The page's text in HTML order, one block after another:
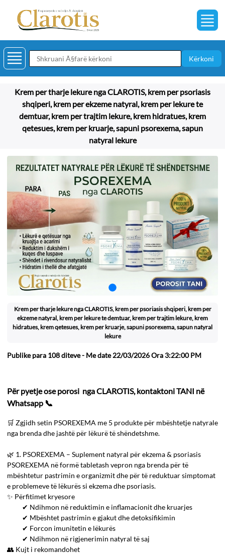
Kërkoni
Krem per tharje lekure nga CLAROTIS, krem per psoriasis
shqiperi, krem per ekzeme natyral, krem per lekure te
demtuar, krem per trajtim lekure, krem hidratues, krem
qetesues, krem per kruarje, sapuni psorexema, sapun
natyral lekure
Krem per tharje lekure nga CLAROTIS, krem per psoriasis shqiperi, krem per
ekzeme natyral, krem per lekure te demtuar, krem per trajtim lekure, krem
hidratues, krem qetesues, krem per kruarje, sapuni psorexema, sapun natyral
lekure
Publike para 108 diteve- Me date 22/03/2026 Ora 3:22:00 PM
Për pyetje ose porosi nga CLAROTIS, kontaktoni TANI në
Whatsapp 📞
🛒 Zgjidh setin PSOREXEMA me 5 produkte për mbështetje natyrale
nga brenda dhe jashtë për lëkurë të shëndetshme.
🌿 1. PSOREXEMA – Suplement natyral për ekzema & psoriasis
PSOREXEMA në formë tabletash vepron nga brenda për të
mbështetur pastrimin e organizmit dhe për të reduktuar simptomat
e problemeve të lëkurës si ekzema dhe psoriasis.
✨ Përfitimet kryesore
✔ Ndihmon në reduktimin e inflamacionit dhe kruarjes
✔ Mbështet pastrimin e gjakut dhe detoksifikimin
✔ Forcon imunitetin e lëkurës
✔ Ndihmon në rigjenerimin natyral të saj
👥 Kujt i rekomandohet